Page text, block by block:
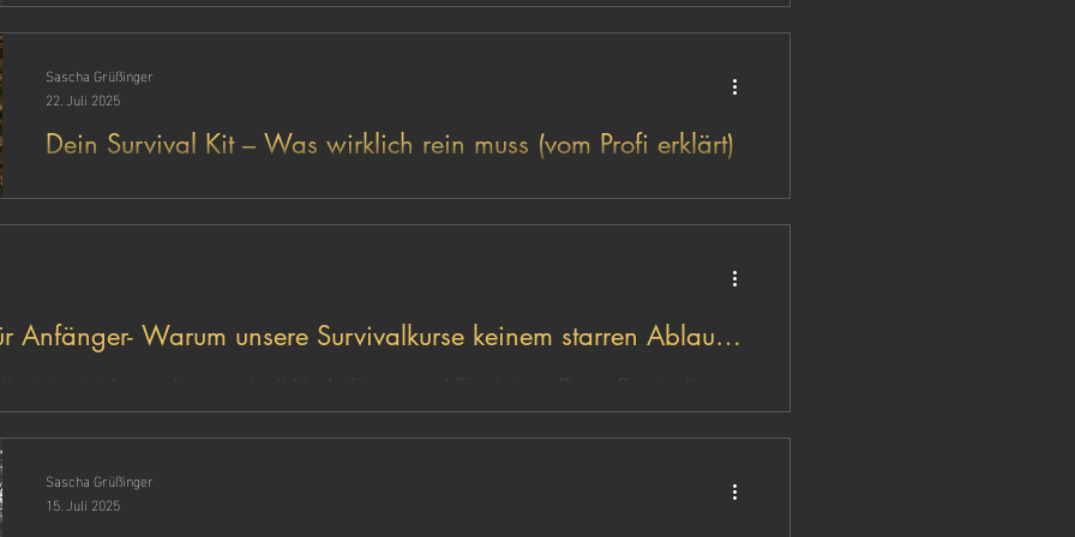
Dieser Beitrag zeigt, worauf es wirklich ankommt.
Dein Survival Kit – Was wirklich rein muss (vom Profi erklärt)
Was gehört wirklich in ein Survival Kit? In diesem Artikel erfährst du, welche
Ausrüstung du brauchst – klar, kompakt und erklärt von einem erfahrenen
Sascha Grüßinger
22. Juli 2025
Anfänger- Warum unsere Survivalkurse keinem starren Ablauf
ist besonders wertvoll für Anfänger und Einsteiger. Denn: Survivalkurse
machen nachhaltigeres Lernen möglich.
Sascha Grüßinger
15. Juli 2025